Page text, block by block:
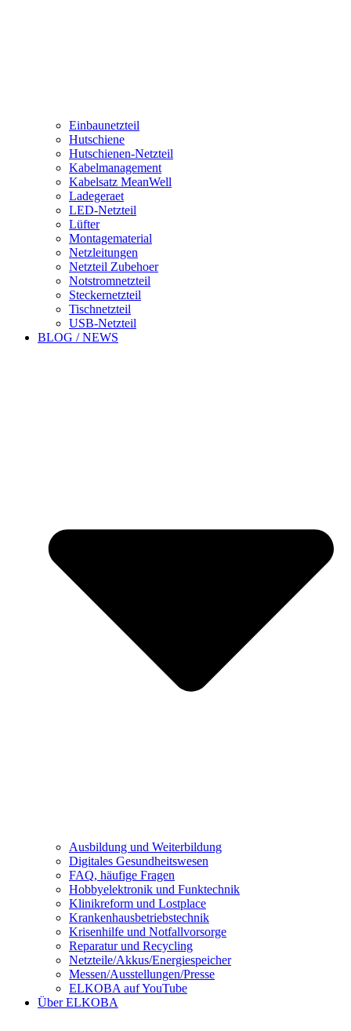
Einbaunetzteil
Hutschiene
Hutschienen-Netzteil
Kabelmanagement
Kabelsatz MeanWell
Ladegeraet
LED-Netzteil
Lüfter
Montagematerial
Netzleitungen
Netzteil Zubehoer
Notstromnetzteil
Steckernetzteil
Tischnetzteil
USB-Netzteil
BLOG / NEWS
Ausbildung und Weiterbildung
Digitales Gesundheitswesen
FAQ, häufige Fragen
Hobbyelektronik und Funktechnik
Klinikreform und Lostplace
Krankenhausbetriebstechnik
Krisenhilfe und Notfallvorsorge
Reparatur und Recycling
Netzteile/Akkus/Energiespeicher
Messen/Ausstellungen/Presse
ELKOBA auf YouTube
Über ELKOBA